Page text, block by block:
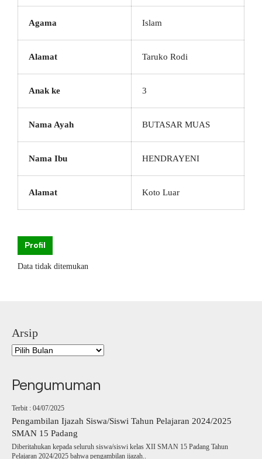
Agama Islam
Alamat Taruko Rodi
Anak ke 3
Nama Ayah BUTASAR MUAS
Nama Ibu HENDRAYENI
Alamat Koto Luar
Profil
Data tidak ditemukan
Arsip
Pengumuman
Terbit : 04/07/2025
Pengambilan Ijazah Siswa/Siswi Tahun Pelajaran 2024/2025
SMAN 15 Padang
Diberitahukan kepada seluruh siswa/siswi kelas XII SMAN 15 Padang Tahun
Pelajaran 2024/2025 bahwa pengambilan ijazah..